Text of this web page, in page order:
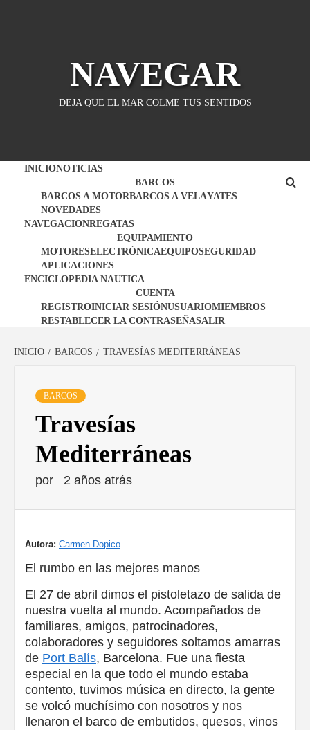
NAVEGAR
DEJA QUE EL MAR COLME TUS SENTIDOS
INICIONOTICIAS
BARCOS
BARCOS A MOTORBARCOS A VELAYATES
NOVEDADES
NAVEGACIONREGATAS
EQUIPAMIENTO
MOTORESELECTRÓNICAEQUIPOSEGURIDAD
APLICACIONES
ENCICLOPEDIA NAUTICA
CUENTA
REGISTROINICIAR SESIÓNUSUARIOMIEMBROS
RESTABLECER LA CONTRASEÑASALIR
INICIO BARCOS TRAVESÍAS MEDITERRÁNEAS
BARCOS
Travesías
Mediterráneas
por 2 años atrás
Autora: Carmen Dopico
El rumbo en las mejores manos
El 27 de abril dimos el pistoletazo de salida de
nuestra vuelta al mundo. Acompañados de
familiares, amigos, patrocinadores,
colaboradores y seguidores soltamos amarras
de Port Balís, Barcelona. Fue una fiesta
especial en la que todo el mundo estaba
contento, tuvimos música en directo, la gente
se volcó muchísimo con nosotros y nos
llenaron el barco de embutidos, quesos, vinos